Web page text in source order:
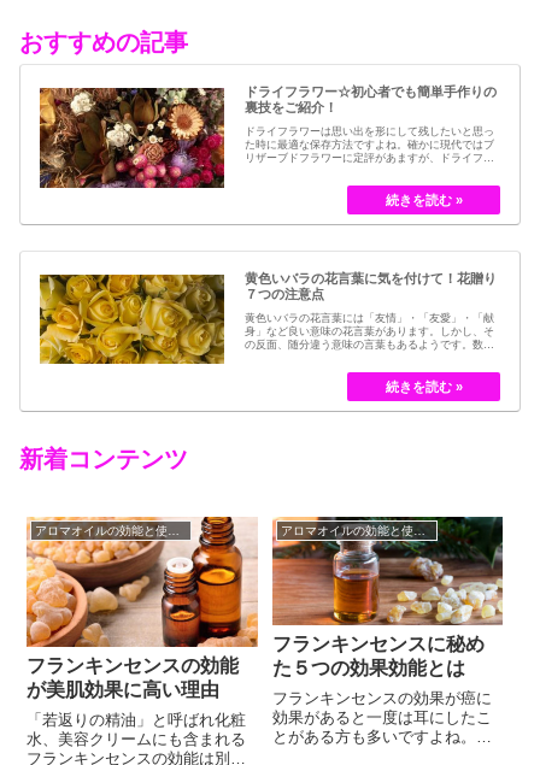
おすすめの記事
ドライフラワー☆初心者でも簡単手作りの
裏技をご紹介！
ドライフラワーは思い出を形にして残したいと思っ
た時に最適な保存方法ですよね。確かに現代ではブ
リザーブドフラワーに定評があますが、ドライフラ
とつです。結婚式のブーケなどに使われた花など、
今では押し花のサービスが有名ですが、昔はドライ
フラワーでも保存されてきました。30代以降の…
黄色いバラの花言葉に気を付けて！花贈り
７つの注意点
黄色いバラの花言葉には「友情」・「友愛」・「献
身」など良い意味の花言葉があります。しかし、そ
の反面、随分違う意味の言葉もあるようです。数多
ローズである「ハイブリット・ティー」の中には、
黄色のバラというのは、存在していませんでした。
しかし、フランスの園芸家ジョセフ・ペルネ＝デ…
新着コンテンツ
アロマオイルの効能と使い方
フランキンセンスの効能
が美肌効果に高い理由
「若返りの精油」と呼ばれ化粧
水、美容クリームにも含まれる
フランキンセンスの効能は別名
アロマオイルの効能と使い方
フランキンセンスに秘め
た５つの効果効能とは
フランキンセンスの効果が癌に
効果があると一度は耳にしたこ
とがある方も多いですよね。代